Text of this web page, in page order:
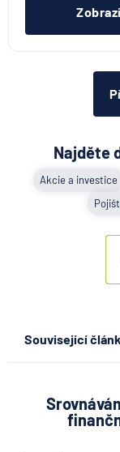
Najděte
Akcie a investice
Související